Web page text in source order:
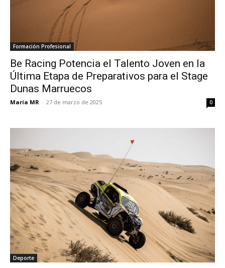
Formación Profesional
Be Racing Potencia el Talento Joven en la
Última Etapa de Preparativos para el Stage
Dunas Marruecos
María MR - 27 de marzo de 2025 0
Deporte